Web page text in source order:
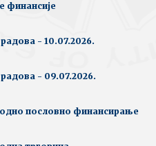
финансије
- 10.07.2026.
- 09.07.2026.
пословно финансирање